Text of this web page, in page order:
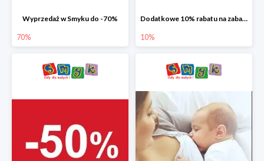
Wyprzedaż w Smyku do -70%
70%
Dodatkowe 10% rabatu na zabawki ogrodowe i baseny
10%